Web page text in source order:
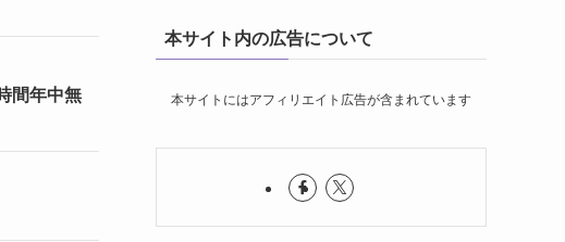
間年中無
本サイト内の広告について
本サイトにはアフィリエイト広告が含まれています